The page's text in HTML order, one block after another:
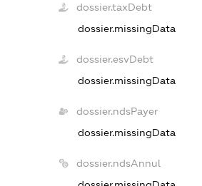
dossier.taxDebt
dossier.missingData
dossier.esvDebt
dossier.missingData
dossier.ndsPayer
dossier.missingData
dossier.ndsAnnul